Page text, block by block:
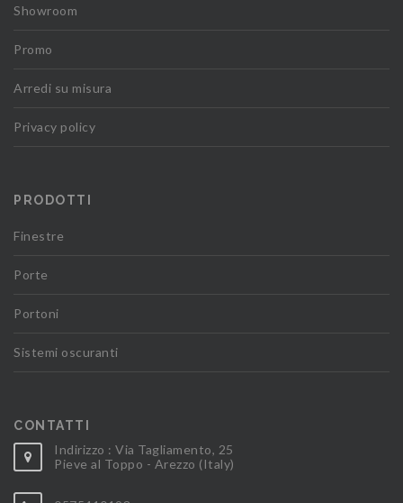
Showroom
Promo
Arredi su misura
Privacy policy
PRODOTTI
Finestre
Porte
Portoni
Sistemi oscuranti
CONTATTI
Indirizzo : Via Tagliamento, 25
Pieve al Toppo - Arezzo (Italy)